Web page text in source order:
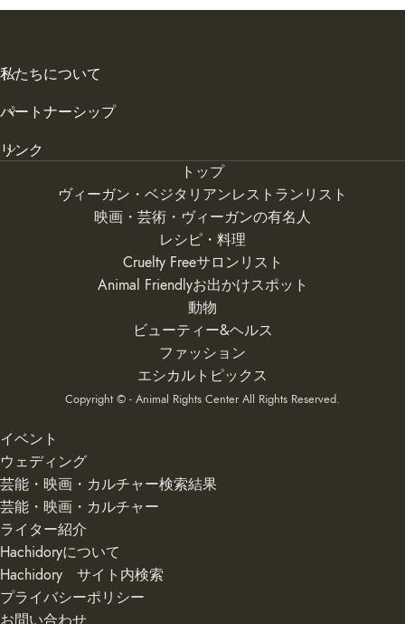
私たちについて
パートナーシップ
リンク
トップ
ヴィーガン・ベジタリアンレストランリスト
映画・芸術・ヴィーガンの有名人
レシピ・料理
Cruelty Freeサロンリスト
Animal Friendlyお出かけスポット
動物
ビューティー&ヘルス
ファッション
エシカルトピックス
Copyright © - Animal Rights Center All Rights Reserved.
イベント
ウェディング
芸能・映画・カルチャー検索結果
芸能・映画・カルチャー
ライター紹介
Hachidoryについて
Hachidory サイト内検索
プライバシーポリシー